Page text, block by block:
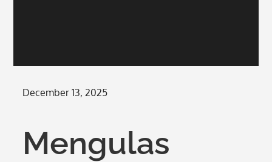
Posted
December 13, 2025
Mengulas